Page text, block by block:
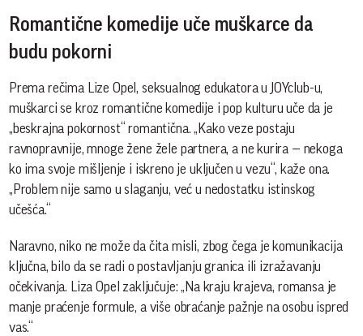
Romantične komedije uče muškarce da
budu pokorni
Prema rečima Lize Opel, seksualnog edukatora u JOYclub-u,
muškarci se kroz romantične komedije i pop kulturu uče da je
„beskrajna pokornost“ romantična. „Kako veze postaju
ravnopravnije, mnoge žene žele partnera, a ne kurira — nekoga
ko ima svoje mišljenje i iskreno je uključen u vezu“, kaže ona.
„Problem nije samo u slaganju, već u nedostatku istinskog
učešća.“
Naravno, niko ne može da čita misli, zbog čega je komunikacija
ključna, bilo da se radi o postavljanju granica ili izražavanju
očekivanja. Liza Opel zaključuje: „Na kraju krajeva, romansa je
manje praćenje formule, a više obraćanje pažnje na osobu ispred
vas.“